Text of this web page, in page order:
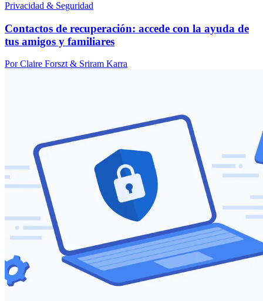
Privacidad & Seguridad
Contactos de recuperación: accede con la ayuda de
tus amigos y familiares
Por Claire Forszt & Sriram Karra